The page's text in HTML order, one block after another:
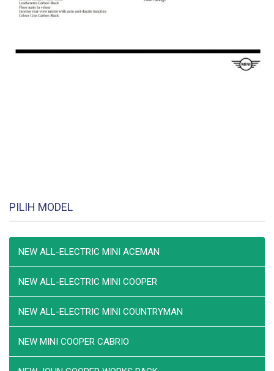
PILIH MODEL
NEW ALL-ELECTRIC MINI ACEMAN
NEW ALL-ELECTRIC MINI COOPER
NEW ALL-ELECTRIC MINI COUNTRYMAN
NEW MINI COOPER CABRIO